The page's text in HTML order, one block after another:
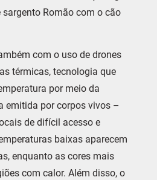
Romão com o cão
com o uso de drones
térmicas, tecnologia que
por meio da
emitida por corpos vivos –
de difícil acesso e
baixas aparecem
enquanto as cores mais
com calor. Além disso, o